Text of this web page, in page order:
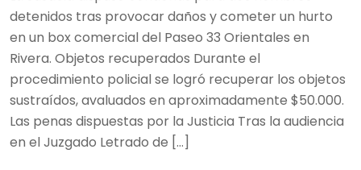
detenidos tras provocar daños y cometer un hurto
en un box comercial del Paseo 33 Orientales en
Rivera. Objetos recuperados Durante el
procedimiento policial se logró recuperar los objetos
sustraídos, avaluados en aproximadamente $50.000.
Las penas dispuestas por la Justicia Tras la audiencia
en el Juzgado Letrado de […]